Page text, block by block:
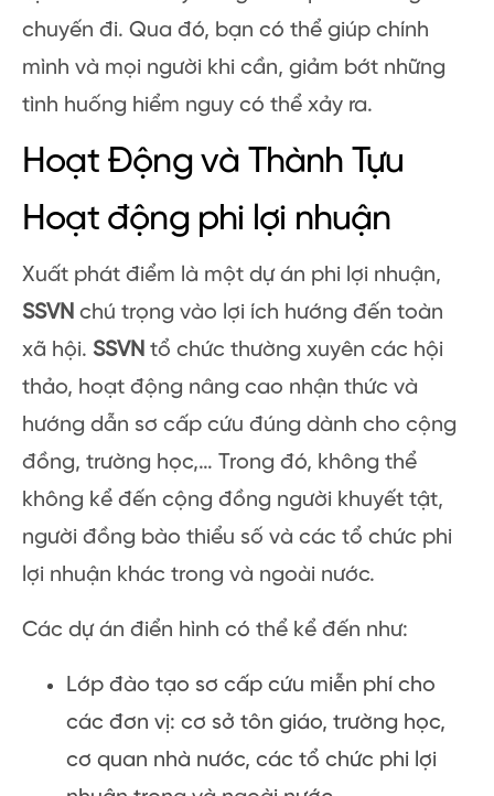
chuyến đi. Qua đó, bạn có thể giúp chính
mình và mọi người khi cần, giảm bớt những
tình huống hiểm nguy có thể xảy ra.
Hoạt Động và Thành Tựu
Hoạt động phi lợi nhuận
Xuất phát điểm là một dự án phi lợi nhuận,
SSVN chú trọng vào lợi ích hướng đến toàn
xã hội. SSVN tổ chức thường xuyên các hội
thảo, hoạt động nâng cao nhận thức và
hướng dẫn sơ cấp cứu đúng dành cho cộng
đồng, trường học,… Trong đó, không thể
không kể đến cộng đồng người khuyết tật,
người đồng bào thiểu số và các tổ chức phi
lợi nhuận khác trong và ngoài nước.
Các dự án điển hình có thể kể đến như:
Lớp đào tạo sơ cấp cứu miễn phí cho
các đơn vị: cơ sở tôn giáo, trường học,
cơ quan nhà nước, các tổ chức phi lợi